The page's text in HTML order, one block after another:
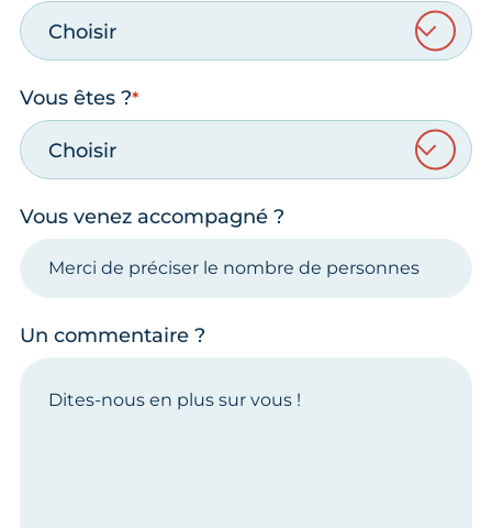
Choisir
Vous êtes ?
Choisir
Vous venez accompagné ?
Un commentaire ?